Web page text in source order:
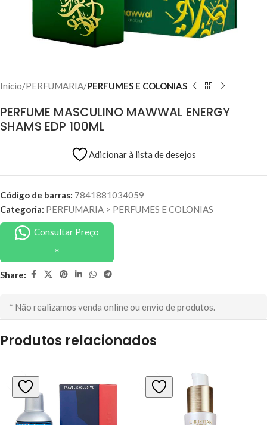
Início PERFUMARIA PERFUMES E COLONIAS
PERFUME MASCULINO MAWWAL ENERGY
SHAMS EDP 100ML
Adicionar à lista de desejos
Código de barras: 7841881034059
Categoria: PERFUMARIA > PERFUMES E COLONIAS
Consultar Preço
Share:
* Não realizamos venda online ou envio de produtos.
Produtos relacionados